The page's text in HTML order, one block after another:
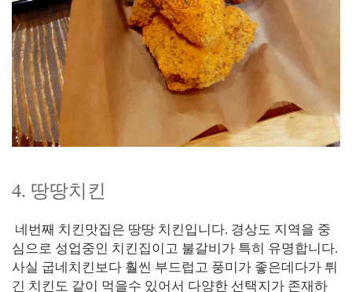
4. 땅땅치킨
네번째 치킨맛집은 땅땅 치킨입니다. 경상도 지역을 중
심으로 성업중인 치킨집이고 불갈비가 특히 유명합니다.
사실 굽네치킨보다 훨씬 부드럽고 풍미가 좋은데다가 튀
긴 치킨도 같이 먹을수 있어서 다양한 선택지가 존재하